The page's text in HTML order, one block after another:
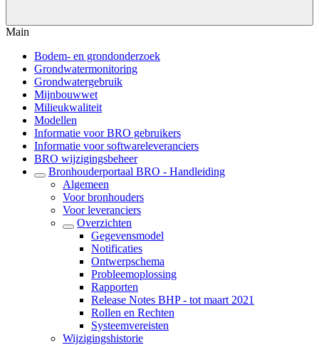
Main
Bodem- en grondonderzoek
Grondwatermonitoring
Grondwatergebruik
Mijnbouwwet
Milieukwaliteit
Modellen
Informatie voor BRO gebruikers
Informatie voor softwareleveranciers
BRO wijzigingsbeheer
Bronhouderportaal BRO - Handleiding
Algemeen
Voor bronhouders
Voor leveranciers
Overzichten
Gegevensmodel
Notificaties
Ontwerpschema
Probleemoplossing
Rapporten
Release Notes BHP - tot maart 2021
Rollen en Rechten
Systeemvereisten
Wijzigingshistorie